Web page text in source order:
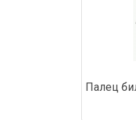
Палец